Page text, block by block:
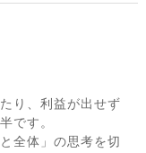
り、利益が出せず
です。
全体」の思考を切